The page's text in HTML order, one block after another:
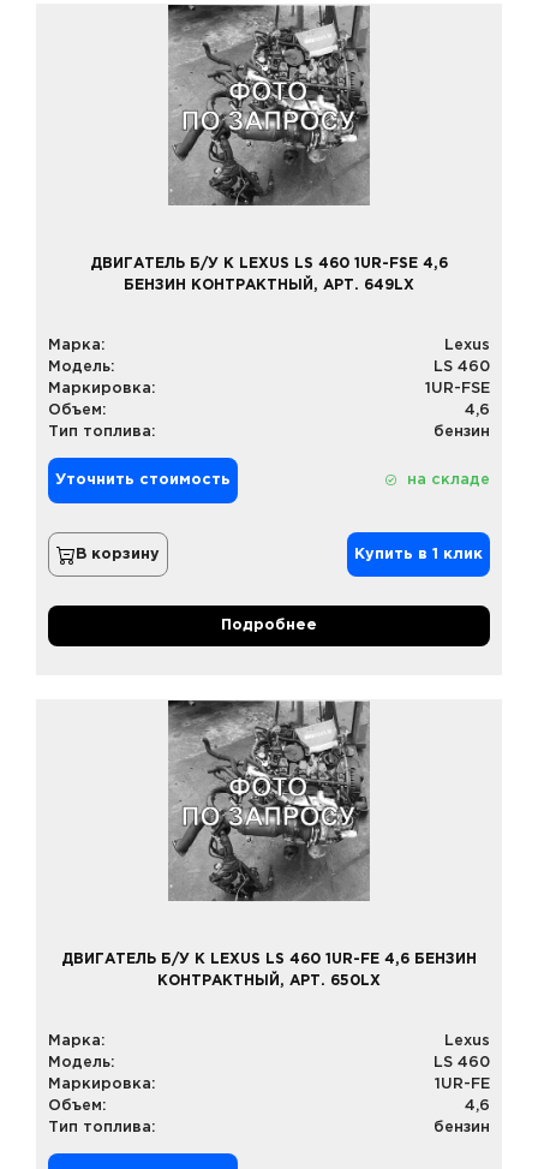
ДВИГАТЕЛЬ Б/У К LEXUS LS 460 1UR-FSE 4,6
БЕНЗИН КОНТРАКТНЫЙ, АРТ. 649LX
Марка:
Lexus
Модель:
LS 460
Маркировка:
1UR-FSE
Объем:
4,6
Тип топлива:
бензин
Уточнить стоимость на складе
В корзину Купить в 1 клик
Подробнее
ДВИГАТЕЛЬ Б/У К LEXUS LS 460 1UR-FE 4,6 БЕНЗИН
КОНТРАКТНЫЙ, АРТ. 650LX
Марка:
Lexus
Модель:
LS 460
Маркировка:
1UR-FE
Объем:
4,6
Тип топлива:
бензин